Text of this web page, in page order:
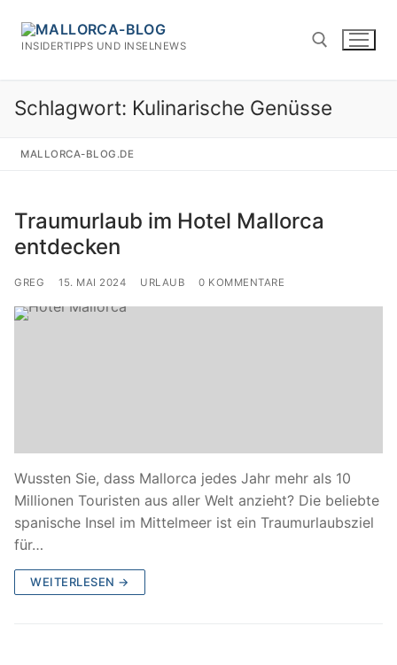
Inhalt
springen
INSIDERTIPPS UND INSELNEWS
Suchen nach:
Schlagwort: Kulinarische Genüsse
MALLORCA-BLOG.DE
Traumurlaub im Hotel Mallorca
entdecken
GREG 15. MAI 2024 URLAUB 0 KOMMENTARE
Wussten Sie, dass Mallorca jedes Jahr mehr als 10
Millionen Touristen aus aller Welt anzieht? Die beliebte
spanische Insel im Mittelmeer ist ein Traumurlaubsziel
für…
WEITERLESEN →